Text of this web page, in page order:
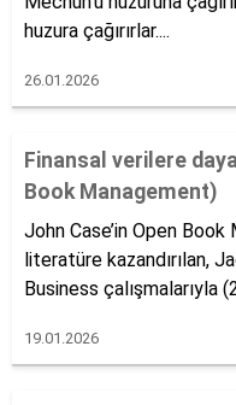
huzura çağırırlar....
26.01.2026
Finansal verilere
Book Management)
John Case’in Open
literatüre kazandırılan,
Business çalışmalarıyla
19.01.2026